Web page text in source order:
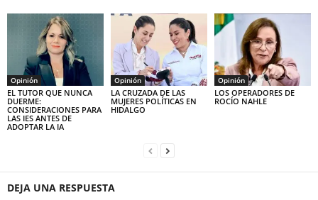
Opinión
EL TUTOR QUE NUNCA
DUERME:
CONSIDERACIONES PARA
LAS IES ANTES DE
ADOPTAR LA IA
Opinión
LA CRUZADA DE LAS
MUJERES POLÍTICAS EN
HIDALGO
Opinión
LOS OPERADORES DE
ROCÍO NAHLE
DEJA UNA RESPUESTA